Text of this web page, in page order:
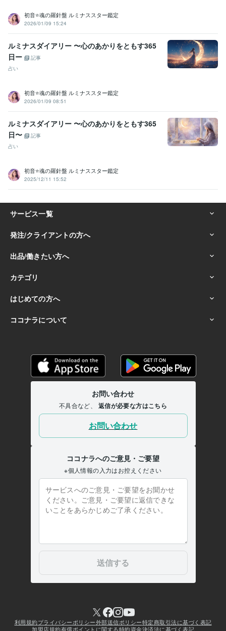
初音⭐️魂の羅針盤 ルミナススター鑑定
2026/01/09 15:24
ルミナスダイアリー 〜心のあかりをともす365
日ー
記事
占い
初音⭐️魂の羅針盤 ルミナススター鑑定
2026/01/09 08:51
ルミナスダイアリー 〜心のあかりをともす365
日〜
記事
占い
初音⭐️魂の羅針盤 ルミナススター鑑定
2025/12/11 15:52